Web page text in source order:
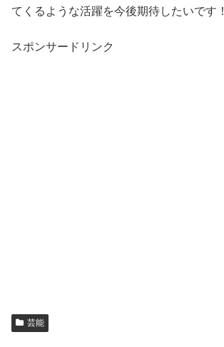
てくるような活躍を今後期待したいです！
スポンサードリンク
芸能